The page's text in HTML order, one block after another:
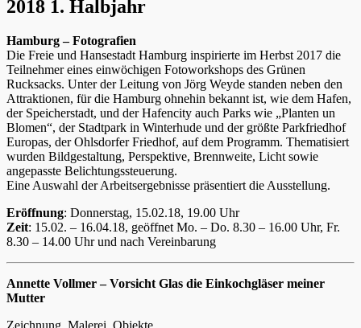
2018 1. Halbjahr
Hamburg – Fotografien
Die Freie und Hansestadt Hamburg inspirierte im Herbst 2017 die
Teilnehmer eines einwöchigen Fotoworkshops des Grünen
Rucksacks. Unter der Leitung von Jörg Weyde standen neben den
Attraktionen, für die Hamburg ohnehin bekannt ist, wie dem Hafen,
der Speicherstadt, und der Hafencity auch Parks wie „Planten un
Blomen“, der Stadtpark in Winterhude und der größte Parkfriedhof
Europas, der Ohlsdorfer Friedhof, auf dem Programm. Thematisiert
wurden Bildgestaltung, Perspektive, Brennweite, Licht sowie
angepasste Belichtungssteuerung.
Eine Auswahl der Arbeitsergebnisse präsentiert die Ausstellung.
Eröffnung: Donnerstag, 15.02.18, 19.00 Uhr
Zeit: 15.02. – 16.04.18, geöffnet Mo. – Do. 8.30 – 16.00 Uhr, Fr.
8.30 – 14.00 Uhr und nach Vereinbarung
Annette Vollmer – Vorsicht Glas die Einkochgläser meiner
Mutter
Zeichnung, Malerei, Objekte